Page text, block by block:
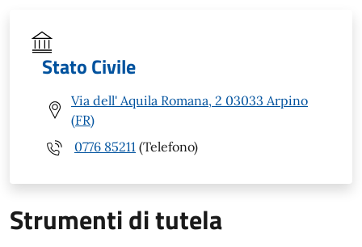
Stato Civile
Via dell' Aquila Romana, 2 03033 Arpino
(FR)
0776 85211 (Telefono)
Strumenti di tutela